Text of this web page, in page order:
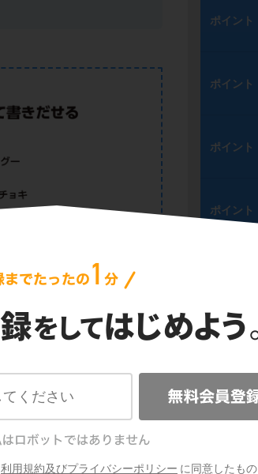
利用規約及びプライバシーポリシー に同意したもの
ポイント
ポイント
ポイント
ポイント
ポイント
ポイント
ポイント